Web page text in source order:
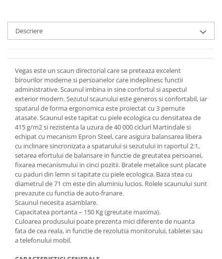
Descriere
Vegas este un scaun directorial care se preteaza excelent
birourilor moderne si persoanelor care indeplinesc functii
administrative. Scaunul imbina in sine confortul si aspectul
exterior modern. Sezutul scaunului este generos si confortabil, iar
spatarul de forma ergonomica este proiectat cu 3 pernute
atasate. Scaunul este tapitat cu piele ecologica cu densitatea de
415 g/m2 si rezistenta la uzura de 40 000 cicluri Martindale si
echipat cu mecanism Epron Steel, care asigura balansarea libera
cu inclinare sincronizata a spatarului si sezutului in raportul 2:1,
setarea efortului de balansare in functie de greutatea persoanei,
fixarea mecanismului in cinci pozitii. Bratele metalice sunt placate
cu paduri din lemn si tapitate cu piele ecologica. Baza stea cu
diametrul de 71 cm este din aluminiu lucios. Rolele scaunului sunt
prevazute cu functia de auto-franare.
Scaunul necesita asamblare.
Capacitatea portanta – 150 Kg (greutate maxima).
Culoarea produsului poate prezenta mici diferente de nuanta
fata de cea reala, in functie de rezolutia monitorului, tabletei sau
a telefonului mobil.